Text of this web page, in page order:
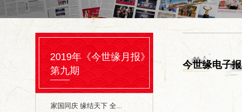
2019年《今世缘月报》
第九期
家国同庆 缘结天下 全...
今世缘电子报